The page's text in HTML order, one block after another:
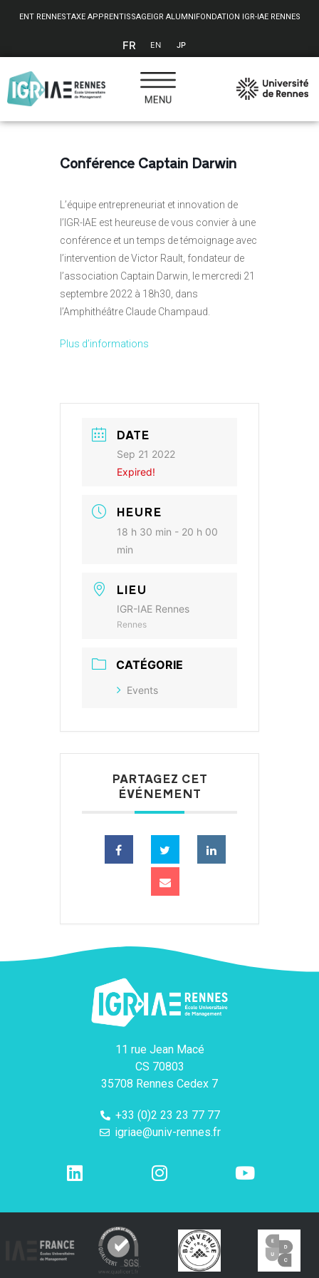
ENT RENNESTAXE APPRENTISSAGEIGR ALUMNIFONDATION IGR-IAE RENNES
FR EN JP
Conférence Captain Darwin
L’équipe entrepreneuriat et innovation de
l’IGR-IAE est heureuse de vous convier à une
conférence et un temps de témoignage avec
l’intervention de Victor Rault, fondateur de
l’association Captain Darwin, le mercredi 21
septembre 2022 à 18h30, dans
l’Amphithéâtre Claude Champaud.
Plus d’informations
DATE
Sep 21 2022
Expired!
HEURE
18 h 30 min - 20 h 00
min
LIEU
IGR-IAE Rennes
Rennes
CATÉGORIE
Events
PARTAGEZ CET
ÉVÉNEMENT
11 rue Jean Macé
CS 70803
35708 Rennes Cedex 7
+33 (0)2 23 23 77 77
igriae@univ-rennes.fr